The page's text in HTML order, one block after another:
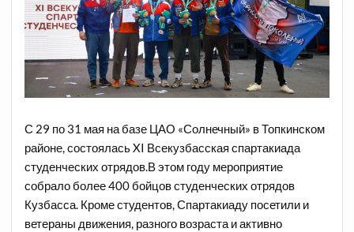
С 29 по 31 мая на базе ЦАО «Солнечный» в Топкинском
районе, состоялась XI Всекузбасская спартакиада
студенческих отрядов.В этом году мероприятие
собрало более 400 бойцов студенческих отрядов
Кузбасса. Кроме студентов, Спартакиаду посетили и
ветераны движения, разного возраста и активно